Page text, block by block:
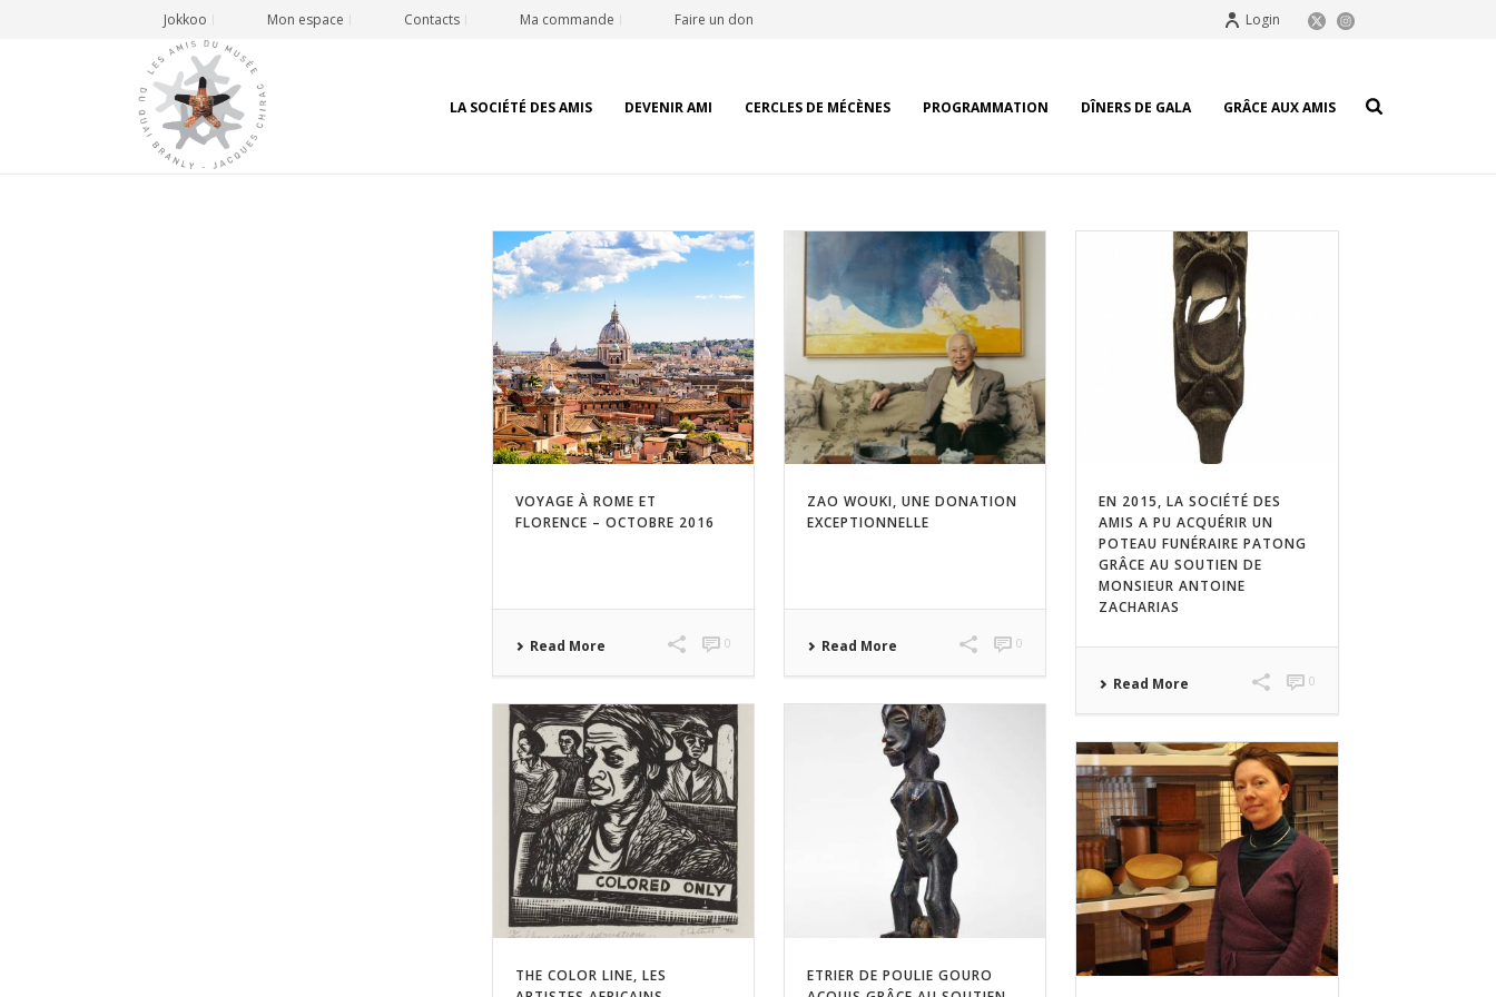
Jokkoo Mon espace Contacts Ma commande Faire un don Login
LA SOCIÉTÉ DES AMIS DEVENIR AMI CERCLES DE MÉCÈNES PROGRAMMATION DÎNERS DE GALA GRÂCE AUX AMIS
VOYAGE À ROME ET
FLORENCE – OCTOBRE 2016
Read More 0
ZAO WOUKI, UNE DONATION
EXCEPTIONNELLE
Read More 0
EN 2015, LA SOCIÉTÉ DES
AMIS A PU ACQUÉRIR UN
POTEAU FUNÉRAIRE PATONG
GRÂCE AU SOUTIEN DE
MONSIEUR ANTOINE
ZACHARIAS
Read More 0
THE COLOR LINE, LES
ETRIER DE POULIE GOURO